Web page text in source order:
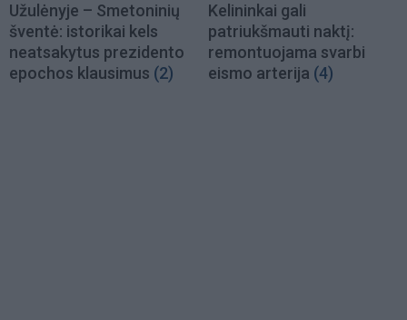
Užulėnyje – Smetoninių
šventė: istorikai kels
neatsakytus prezidento
epochos klausimus (2)
Kelininkai gali
patriukšmauti naktį:
remontuojama svarbi
eismo arterija (4)